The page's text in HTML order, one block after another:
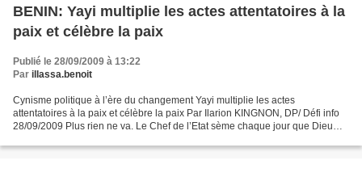
BENIN: Yayi multiplie les actes attentatoires à la
paix et célèbre la paix
Publié le 28/09/2009 à 13:22
Par illassa.benoit
Cynisme politique à l’ère du changement Yayi multiplie les actes
attentatoires à la paix et célèbre la paix Par Ilarion KINGNON, DP/ Défi info
28/09/2009 Plus rien ne va. Le Chef de l’Etat sème chaque jour que Dieu